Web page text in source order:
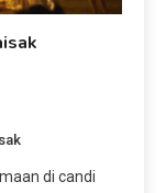
di candi